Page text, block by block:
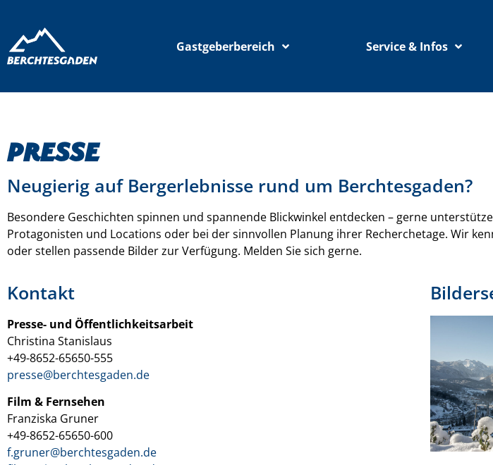
Gastgeberbereich Service & Infos
Presse
Neugierig auf Bergerlebnisse rund um Berchtesgaden?
Besondere Geschichten spinnen und spannende Blickwinkel entdecken – gerne
Protagonisten und Locations oder bei der sinnvollen Planung ihrer Recherchetage. Wir
oder stellen passende Bilder zur Verfügung. Melden Sie sich gerne.
Kontakt
Presse- und Öffentlichkeitsarbeit
Christina Stanislaus
+49-8652-65650-555
presse@berchtesgaden.de
Film & Fernsehen
Franziska Gruner
+49-8652-65650-600
f.gruner@berchtesgaden.de